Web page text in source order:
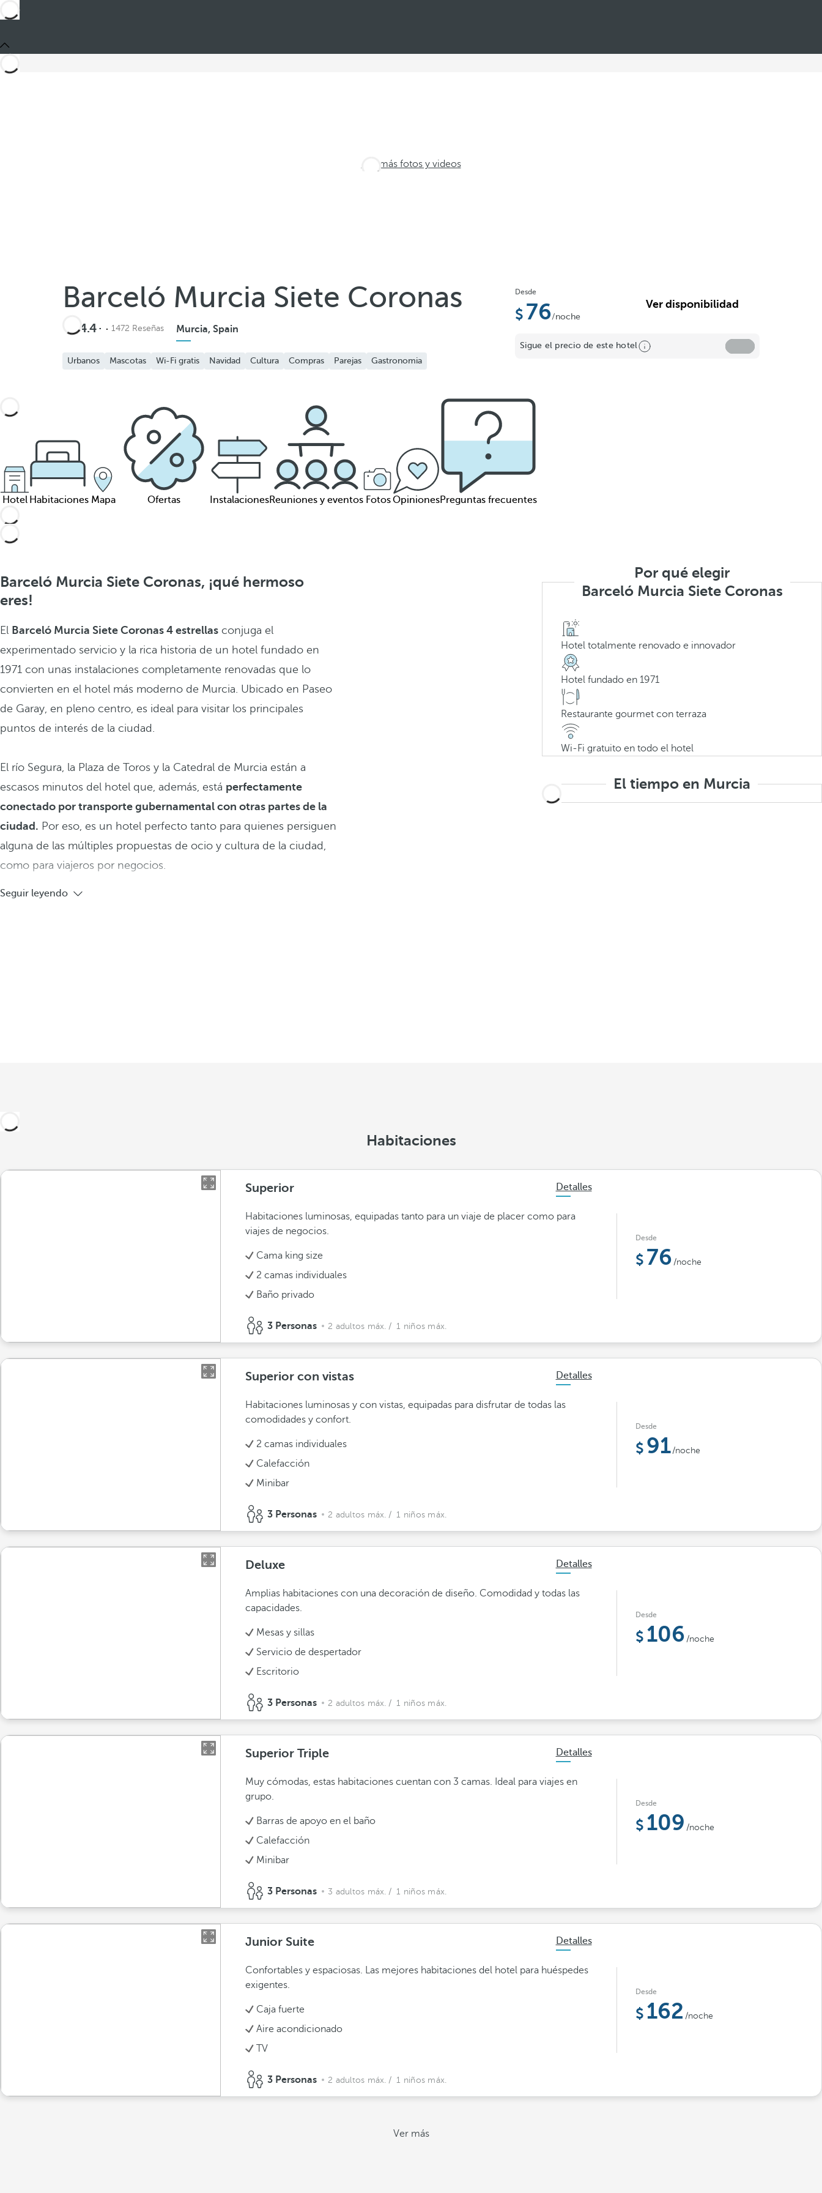
Ver más fotos y videos
Desde
76/noche
Ver disponibilidad
Sigue el precio de este hotel
Barceló Murcia Siete Coronas
4.4 1472 Reseñas Murcia, Spain
Urbanos Mascotas Wi-Fi gratis Navidad Cultura Compras Parejas Gastronomia
Hotel Habitaciones Mapa Ofertas InstalacionesReuniones y eventos FotosOpinionesPreguntas frecuentes
Barceló Murcia Siete Coronas, ¡qué hermoso
eres!
El Barceló Murcia Siete Coronas 4 estrellas conjuga el
experimentado servicio y la rica historia de un hotel fundado en
1971 con unas instalaciones completamente renovadas que lo
convierten en el hotel más moderno de Murcia. Ubicado en Paseo
de Garay, en pleno centro, es ideal para visitar los principales
puntos de interés de la ciudad.
El río Segura, la Plaza de Toros y la Catedral de Murcia están a
escasos minutos del hotel que, además, está perfectamente
conectado por transporte gubernamental con otras partes de la
ciudad. Por eso, es un hotel perfecto tanto para quienes persiguen
alguna de las múltiples propuestas de ocio y cultura de la ciudad,
como para viajeros por negocios.
Seguir leyendo
Por qué elegir
Barceló Murcia Siete Coronas
Hotel totalmente renovado e innovador
Hotel fundado en 1971
Restaurante gourmet con terraza
Wi-Fi gratuito en todo el hotel
El tiempo en Murcia
Habitaciones
Superior Detalles
Habitaciones luminosas, equipadas tanto para un viaje de placer como para
viajes de negocios.
Cama king size
2 camas individuales
Baño privado
3 Personas 2 adultos máx. / 1 niños máx.
Desde
76 /noche
Superior con vistas Detalles
Habitaciones luminosas y con vistas, equipadas para disfrutar de todas las
comodidades y confort.
2 camas individuales
Calefacción
Minibar
3 Personas 2 adultos máx. / 1 niños máx.
Desde
91 /noche
Deluxe Detalles
Amplias habitaciones con una decoración de diseño. Comodidad y todas las
capacidades.
Mesas y sillas
Servicio de despertador
Escritorio
3 Personas 2 adultos máx. / 1 niños máx.
Desde
106 /noche
Superior Triple Detalles
Muy cómodas, estas habitaciones cuentan con 3 camas. Ideal para viajes en
grupo.
Barras de apoyo en el baño
Calefacción
Minibar
3 Personas 3 adultos máx. / 1 niños máx.
Desde
109 /noche
Junior Suite Detalles
Confortables y espaciosas. Las mejores habitaciones del hotel para huéspedes
exigentes.
Caja fuerte
Aire acondicionado
TV
3 Personas 2 adultos máx. / 1 niños máx.
Desde
162 /noche
Ver más